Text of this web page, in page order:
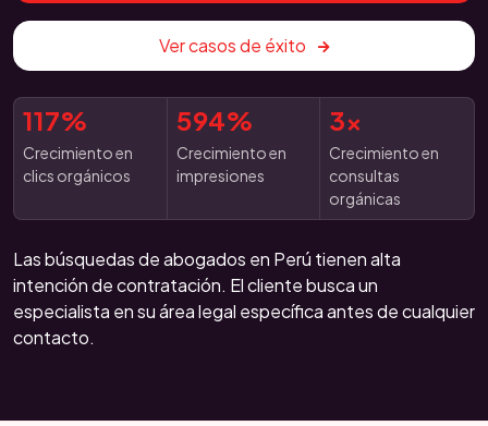
Ver casos de éxito
117%
Crecimiento en
clics orgánicos
594%
Crecimiento en
impresiones
3x
Crecimiento en
consultas
orgánicas
Las búsquedas de abogados en Perú tienen alta
intención de contratación. El cliente busca un
especialista en su área legal específica antes de cualquier
contacto.